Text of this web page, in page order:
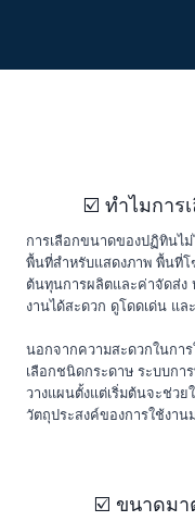
☑️ ทำไมการ
การเลือกขนาดของปฏิทินไม่
พื้นที่สำหรับแสดงภาพ พื้นที่
ต้นทุนการผลิตและค่าจัดส่ง
งานได้สะดวก ดูโดดเด่น แ
นอกจากความสะดวกในกา
เลือกชนิดกระดาษ ระบบกา
วางแผนตั้งแต่เริ่มต้นจะช่ว
วัตถุประสงค์ของการใช้งาน
☑️ ขนาดมา